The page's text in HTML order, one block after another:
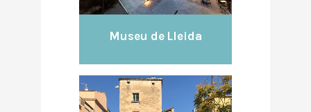
Museu de Lleida